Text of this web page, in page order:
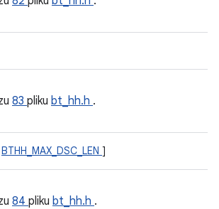
83 pliku bt_hh.h .
BTHH_MAX_DSC_LEN ]
84 pliku bt_hh.h .